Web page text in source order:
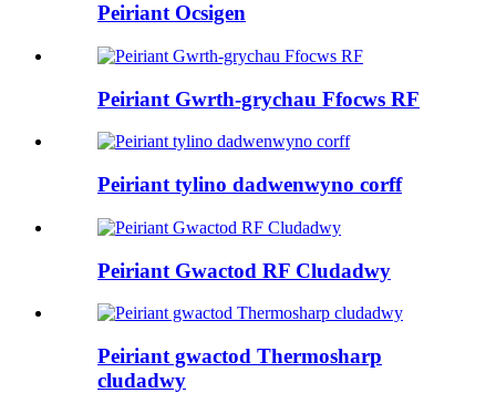
Peiriant Ocsigen
Peiriant Gwrth-grychau Ffocws RF
Peiriant tylino dadwenwyno corff
Peiriant Gwactod RF Cludadwy
Peiriant gwactod Thermosharp
cludadwy